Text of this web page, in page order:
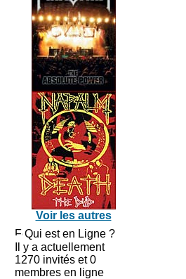
Voir les autres
Qui est en Ligne ?
Il y a actuellement
1270 invités et 0
membres en ligne